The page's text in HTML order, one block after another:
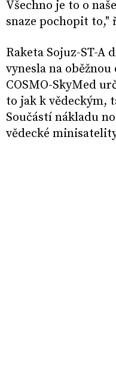
Všechno je to o
snaze pochopit to,"
Raketa Sojuz-ST-A
vynesla na
COSMO-SkyMed
to jak k vědeckým,
Součástí nákladu
vědecké